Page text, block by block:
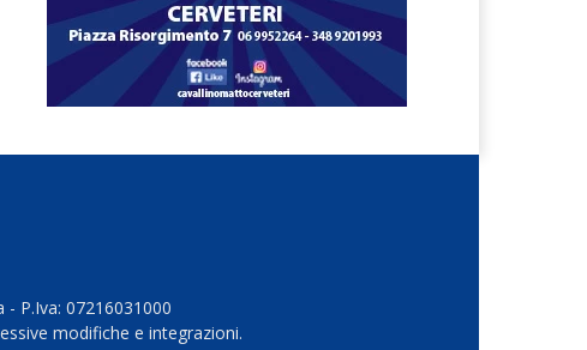
P.Iva: 07216031000
modifiche e integrazioni.